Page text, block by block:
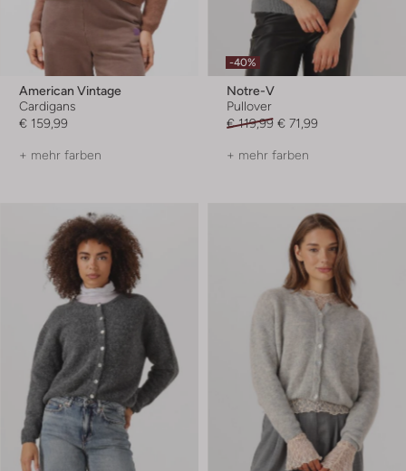
American Vintage
Cardigans
€ 159,99
+ mehr farben
-40%
Notre-V
Pullover
€ 119,99 € 71,99
+ mehr farben